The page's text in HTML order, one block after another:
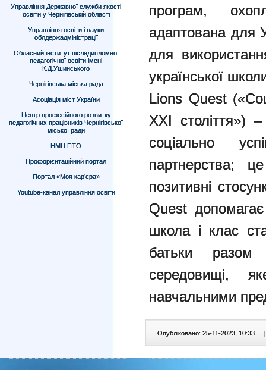
Управління Державної служби якості
освіти у Чернігівській області
Управління освіти і науки
облдержадміністрації
Обласний інститут післядипломної
педагогічної освіти імені
К.Д.Ушинського
Чернігівська міська рада
Асоціація міст України
Центр професійного розвитку
педагогічних працівників Чернігівської
міської ради
НМЦ ПТО
Профорієнтаційний портал
Портал «Моя кар’єра»
Youtube-канал управління освіти
програм,
адаптована для
для
української
Lions Quest
ХХІ століття»)
соціально
партнерства;
позитивні
Quest допомагає
школа і клас
батьки разом
середовищі,
навчальними
Опубліковано: 25-11-2023, 10:33 |